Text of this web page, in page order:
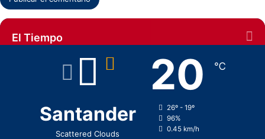
El Tiempo
Santander
Scattered Clouds
20 ℃
26º - 19º
96%
0.45 km/h